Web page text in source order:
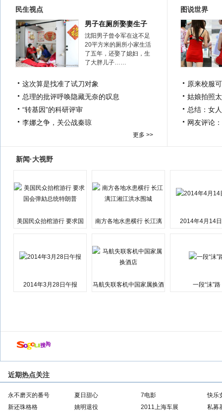
民生视点
男子在厕所娶妻生子
沈阳男子曾令军在这不足
20平方米的厕所小家生活
了五年，还娶了媳妇，生
了大胖儿子……
这次算是找准了试刀对象
总理的批评呼唤隐藏无奈的叹息
“转基因”的科研评审
李娜之争，关公战秦琼
更多 >>
图说世界
原来校服
姑娘拍照
总结：女
网友评论
新闻·大视野
美国民众抬棺游行 要求国
南方各地水患横行 长江漓
2014年4月14
2014年3月28日午报
马航失联客机中国家属换酒
一段“沫”路
近期热点关注
永不磨灭的番号 夏日甜心 7电影
快乐
新还珠格格
姚明退役 2011上海车展
私募